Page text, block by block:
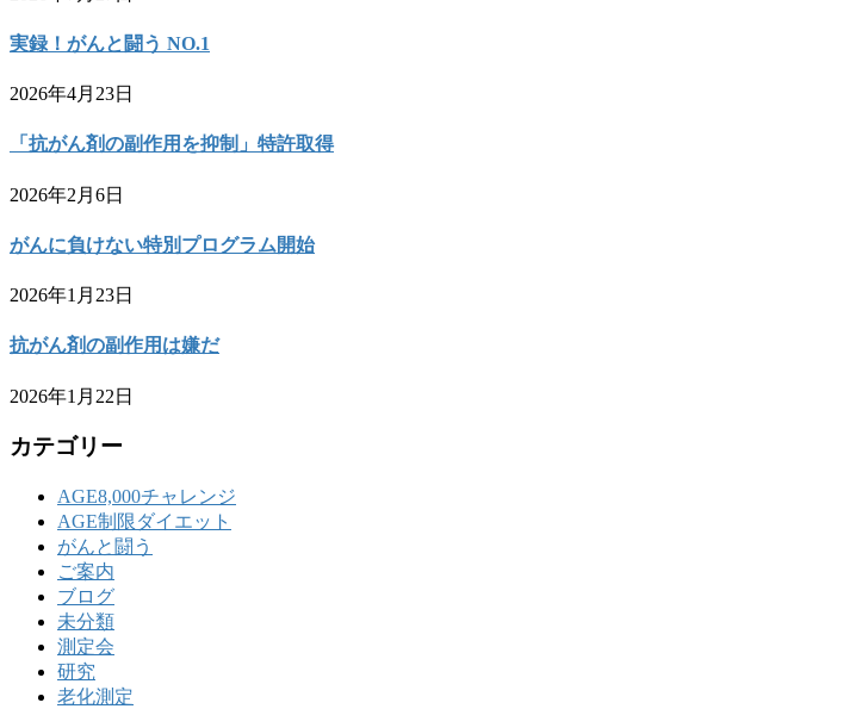
実録！がんと闘う NO.1
2026年4月23日
「抗がん剤の副作用を抑制」特許取得
2026年2月6日
がんに負けない特別プログラム開始
2026年1月23日
抗がん剤の副作用は嫌だ
2026年1月22日
カテゴリー
AGE8,000チャレンジ
AGE制限ダイエット
がんと闘う
ご案内
ブログ
未分類
測定会
研究
老化測定